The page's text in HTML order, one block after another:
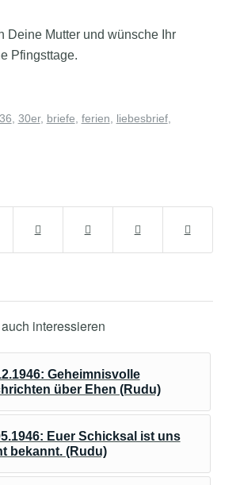
Deine Mutter und wünsche Ihr
Pfingsttage.
30er, briefe ferien liebesbrief,
interessieren
Geheimnisvolle
über Ehen (Rudu)
Euer Schicksal ist uns
bekannt. (Rudu)